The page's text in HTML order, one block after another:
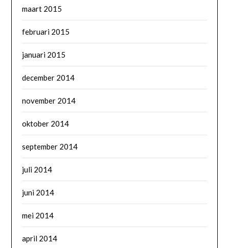
maart 2015
februari 2015
januari 2015
december 2014
november 2014
oktober 2014
september 2014
juli 2014
juni 2014
mei 2014
april 2014